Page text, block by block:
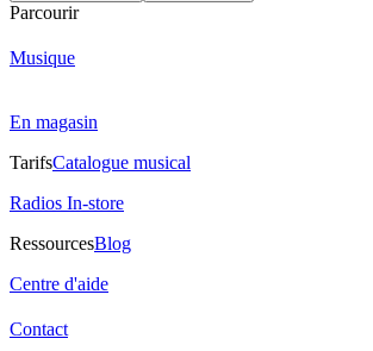
Parcourir
Musique
En magasin
TarifsCatalogue musical
Radios In-store
RessourcesBlog
Centre d'aide
Contact